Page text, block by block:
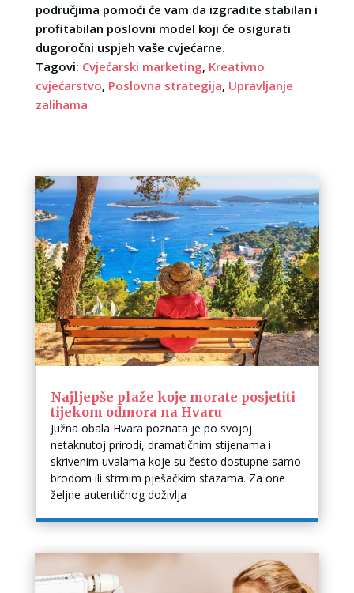
područjima pomoći će vam da izgradite stabilan i
profitabilan poslovni model koji će osigurati
dugoročni uspjeh vaše cvjećarne.
Tagovi: Cvjećarski marketing, Kreativno
cvjećarstvo, Poslovna strategija, Upravljanje
zalihama
Najljepše plaže koje morate posjetiti
tijekom odmora na Hvaru
Južna obala Hvara poznata je po svojoj
netaknutoj prirodi, dramatičnim stijenama i
skrivenim uvalama koje su često dostupne samo
brodom ili strmim pješačkim stazama. Za one
željne autentičnog doživlja